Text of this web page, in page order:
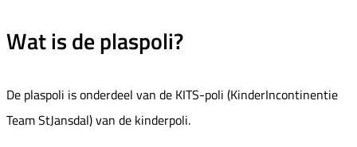
Wat is de plaspoli?
De plaspoli is onderdeel van de KITS-poli (KinderIncontinentie
Team StJansdal) van de kinderpoli.